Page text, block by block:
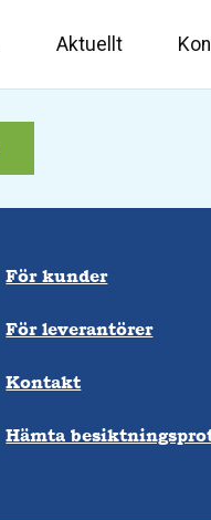
Aktuellt
För kunder
För leverantörer
Kontakt
Hämta